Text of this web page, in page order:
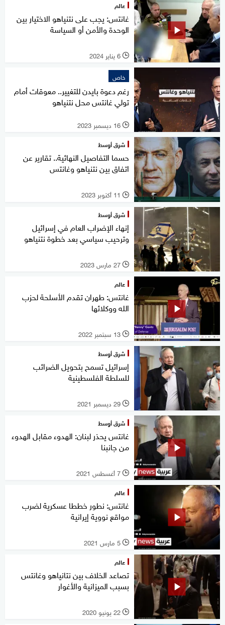
عالم
غانتس: يجب على نتنياهو الاختيار بين
الوحدة والأمن أو السياسة
l 6 يناير 2024
خاص
رغم دعوة بايدن للتغيير.. معوقات أمام
تولي غانتس محل نتنياهو
l 16 ديسمبر 2023
شرق أوسط
حسما التفاصيل النهائية.. تقارير عن
اتفاق بين نتنياهو وغانتس
l 11 أكتوبر 2023
شرق أوسط
إنهاء الإضراب العام في إسرائيل
وترحيب سياسي بعد خطوة نتنياهو
l 27 مارس 2023
عالم
غانتس: طهران تقدم الأسلحة لحزب
الله ووكلائها
l 13 سبتمبر 2022
شرق أوسط
إسرائيل تسمح بتحويل الضرائب
للسلطة الفلسطينية
l 29 ديسمبر 2021
شرق أوسط
غانتس يحذر لبنان: الهدوء مقابل الهدوء
من جانبنا
l 7 أغسطس 2021
عالم
غانتس: نطور خططا عسكرية لضرب
مواقع نووية إيرانية
l 5 مارس 2021
عالم
تصاعد الخلاف بين نتانياهو وغانتس
بسبب الميزانية والأغوار
l 22 يونيو 2020